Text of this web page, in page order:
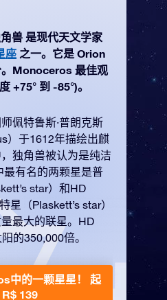
兽 是现代天文学家
座 之一。它是 Orion
Monoceros 最佳观
+75° 到 -85°)。
佩特鲁斯·普朗克斯
）于1612年描绘出麒
独角兽被认为是纯洁
最有名的两颗星是普
star）和HD
星（Plaskett’s star）
最大的联星。HD
的350,000倍。
中的一颗星星！ 起
R$ 139